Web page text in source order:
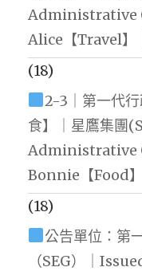
Administrative
Alice【Travel
(18)
2-3｜第一代
食】｜星鷹集團
Administrative
Bonnie【Food
(18)
公告單位：第
（SEG）｜